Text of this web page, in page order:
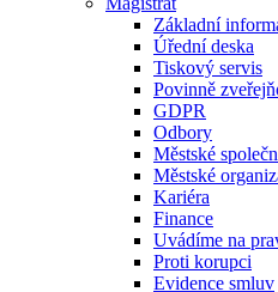
Základní
Úřední deska
Tiskový servis
Povinně
GDPR
Odbory
Městské
Městské
Kariéra
Finance
Uvádíme na
Proti korupci
Evidence smluv